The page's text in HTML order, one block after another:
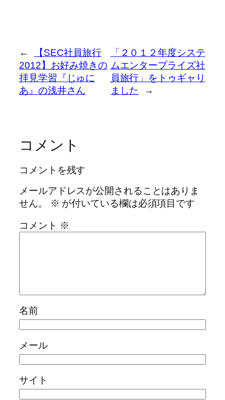
←
【SEC社員旅行
2012】お好み焼きの
拝見学習『じゅに
あ』の浅井さん
「２０１２年度システ
ムエンタープライズ社
員旅行」をトゥギャり
ました
→
コメント
コメントを残す
メールアドレスが公開されることはありま
せん。
※ が付いている欄は必須項目です
コメント ※
名前
メール
サイト